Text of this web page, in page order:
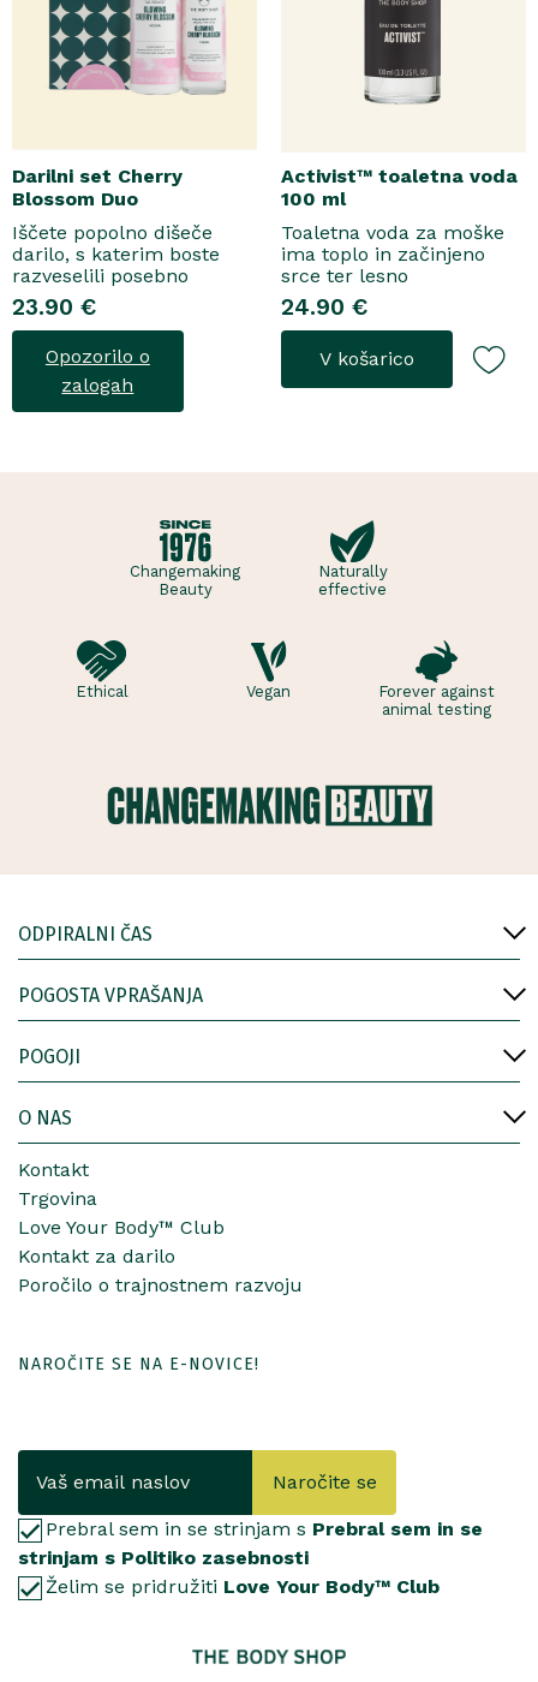
Darilni set Cherry
Blossom Duo
Iščete popolno dišeče
darilo, s katerim boste
razveselili posebno
osebo? Spoznajte naš
darilni set Cherry Blossom
Duo, popolno harmonijo
nežne nege in razkošnega
vonja, ki poskrbi za dobro
počutje vsak dan. Ta
23.90 €
Opozorilo o
zalogah
Activist™ toaletna voda
100 ml
Toaletna voda za moške
ima toplo in začinjeno
srce ter lesno
osnovo.Topel, začinjen
vonjToaletna voda..
24.90 €
V košarico
Changemaking
Beauty
Naturally
effective
Ethical Vegan
Forever against
animal testing
ODPIRALNI ČAS
POGOSTA VPRAŠANJA
POGOJI
O NAS
Kontakt
Trgovina
Love Your Body™ Club
Kontakt za darilo
Poročilo o trajnostnem razvoju
NAROČITE SE NA E-NOVICE!
Naročite se
Prebral sem in se strinjam s Prebral sem in se
strinjam s Politiko zasebnosti
Želim se pridružiti Love Your Body™ Club